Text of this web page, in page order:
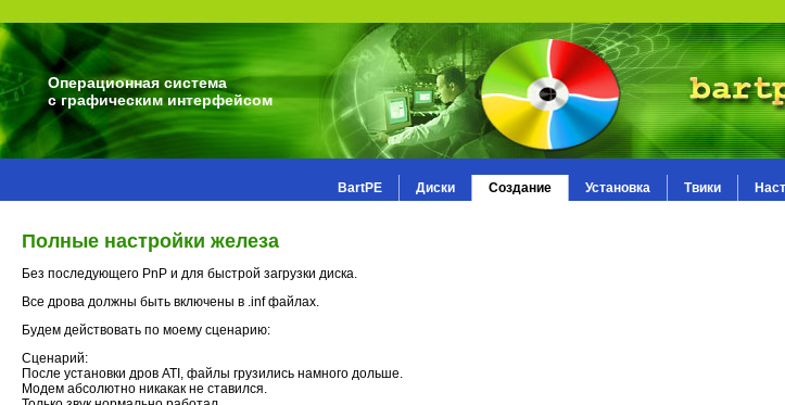
Операционная система
с графическим интерфейсом
BartPE Диски Создание Установка Твики
Полные настройки железа
Без последующего PnP и для быстрой загрузки диска.
Все дрова должны быть включены в .inf файлах.
Будем действовать по моему сценарию:
Сценарий:
После установки дров ATI, файлы грузились намного дольше.
Модем абсолютно никакак не ставился.